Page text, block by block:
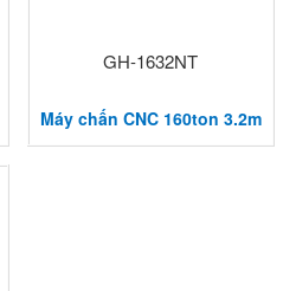
GH-1632NT
Máy chấn CNC 160ton 3.2m